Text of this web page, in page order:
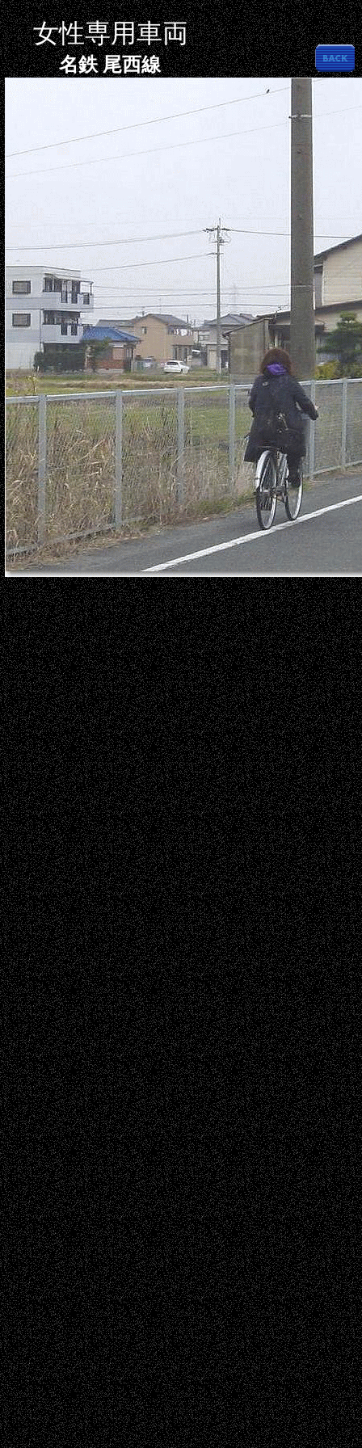
女性専用車両
名鉄 尾西線